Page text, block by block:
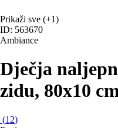
Prikaži sve (+1)
ID: 563670
Ambiance
Dječja
zidu, 80x10
(12)